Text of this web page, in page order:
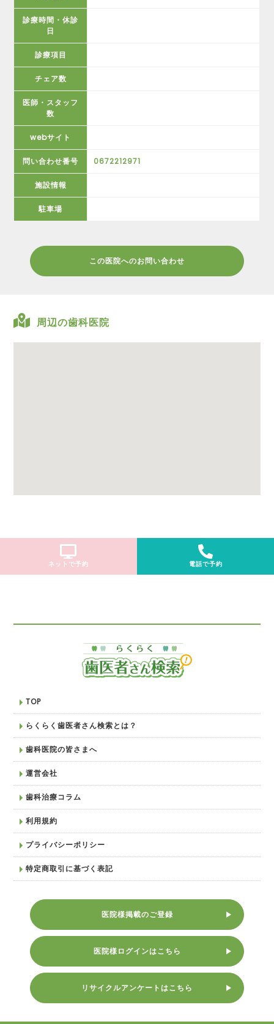
診療時間・休診
日
診療項目
チェア数
医師・スタッフ
数
webサイト
問い合わせ番号 0672212971
施設情報
駐車場
この医院へのお問い合わせ
周辺の歯科医院
ネットで予約 電話で予約
TOP
らくらく歯医者さん検索とは？
歯科医院の皆さまへ
運営会社
歯科治療コラム
利用規約
プライバシーポリシー
特定商取引に基づく表記
医院様掲載のご登録
医院様ログインはこちら
リサイクルアンケートはこちら